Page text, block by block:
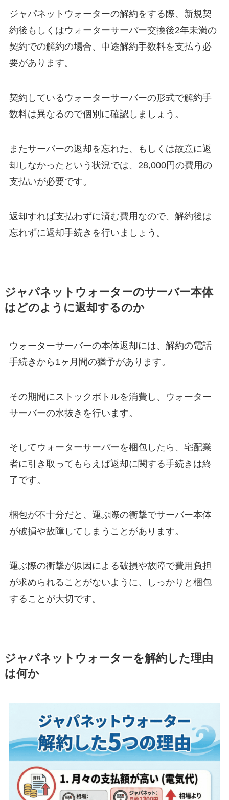
ジャパネットウォーターの解約をする際、新規契
約後もしくはウォーターサーバー交換後2年未満の
契約での解約の場合、 中途解約手数料を支払う必
要があります。
契約しているウォーターサーバーの形式で解約手
数料は異なるので個別に確認しましょう。
またサーバーの返却を忘れた、もしくは故意に返
却しなかったという状況では、 28,000円の費用の
支払いが必要です。
返却すれば支払わずに済む費用なので、解約後は
忘れずに返却手続きを行いましょう。
ジャパネットウォーターのサーバー本体
はどのように返却するのか
ウォーターサーバーの本体返却には、 解約の電話
手続きから1ヶ月間の猶予があります。
その期間にストックボトルを消費し、ウォーター
サーバーの水抜きを行います。
そしてウォーターサーバーを梱包したら、宅配業
者に引き取ってもらえば返却に関する手続きは終
了です。
梱包が不十分だと、運ぶ際の衝撃でサーバー本体
が破損や故障してしまうことがあります。
運ぶ際の衝撃が原因による破損や故障で費用負担
が求められることがないように、しっかりと梱包
することが大切です。
ジャパネットウォーターを解約した理由
は何か